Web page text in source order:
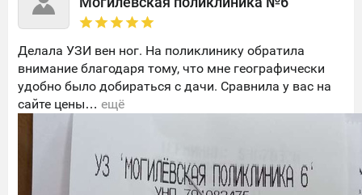
Делала УЗИ вен ног. На поликлинику обратила
внимание благодаря тому, что мне географически
удобно было добираться с дачи. Сравнила у вас на
сайте цены… ещё